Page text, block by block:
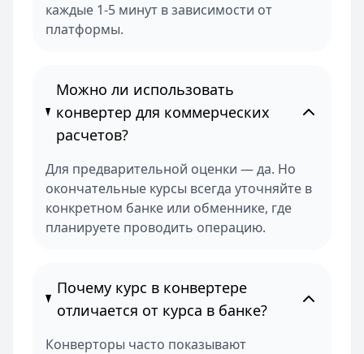
каждые 1-5 минут в зависимости от
платформы.
Можно ли использовать
конвертер для коммерческих
расчетов?
Для предварительной оценки — да. Но
окончательные курсы всегда уточняйте в
конкретном банке или обменнике, где
планируете проводить операцию.
Почему курс в конвертере
отличается от курса в банке?
Конверторы часто показывают